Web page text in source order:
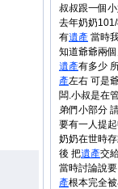
叔叔跟一個
去年奶奶
有遺產 當時
知道爺爺兩
遺產有多少
產左右 可是
闆.小叔是在
弟們小部分
要有一人提
奶奶在世時
後 把遺產交
當時討論說
產根本完全